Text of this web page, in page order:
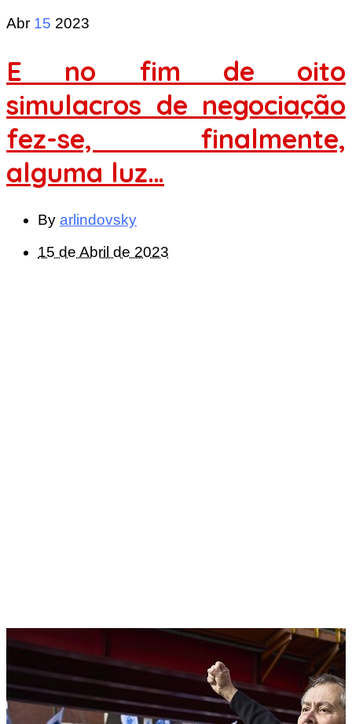
Abr 15 2023
E no fim de oito
simulacros de negociação
fez-se, finalmente,
alguma luz…
By arlindovsky
15 de Abril de 2023